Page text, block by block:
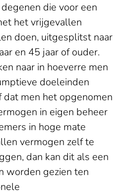
die voor een
het vrijgevallen
doen, uitgesplitst naar
en 45 jaar of ouder.
naar in hoeverre men
doeleinden
men het opgenomen
in eigen beheer
in hoge mate
vermogen zelf te
dan kan dit als een
worden gezien ten